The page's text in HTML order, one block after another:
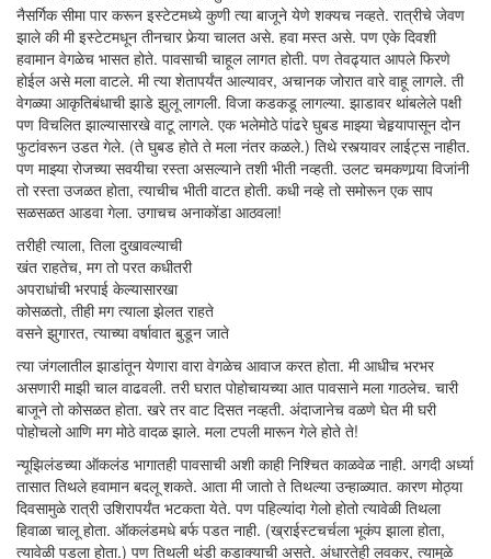
नैसर्गिक सीमा पार करून इस्टेटमध्ये कुणी त्या बाजूने येणे शक्यच नव्हते. रात्रीचे जेवण
झाले की मी इस्टेटमधून तीनचार फेर्‍या चालत असे. हवा मस्त असे. पण एके दिवशी
हवामान वेगळेच भासत होते. पावसाची चाहूल लागत होती. पण तेवढ्यात आपले फिरणे
होईल असे मला वाटले. मी त्या शेतापर्यंत आल्यावर, अचानक जोरात वारे वाहू लागले. ती
वेगळ्या आकृतिबंधाची झाडे झुलू लागली. विजा कडकडू लागल्या. झाडावर थांबलेले पक्षी
पण विचलित झाल्यासारखे वाटू लागले. एक भलेमोठे पांढरे घुबड माझ्या चेहर्‍यापासून दोन
फुटांवरून उडत गेले. (ते घुबड होते ते मला नंतर कळले.) तिथे रस्त्यावर लाईट्स नाहीत.
पण माझ्या रोजच्या सवयीचा रस्ता असल्याने तशी भीती नव्हती. उलट चमकणार्‍या विजांनी
तो रस्ता उजळत होता, त्याचीच भीती वाटत होती. कधी नव्हे तो समोरून एक साप
सळसळत आडवा गेला. उगाचच अनाकोंडा आठवला!
तरीही त्याला, तिला दुखावल्याची
खंत राहतेच, मग तो परत कधीतरी
अपराधांची भरपाई केल्यासारखा
कोसळतो, तीही मग त्याला झेलत राहते
वसने झुगारत, त्याच्या वर्षावात बुडून जाते
त्या जंगलातील झाडांतून येणारा वारा वेगळेच आवाज करत होता. मी आधीच भरभर
असणारी माझी चाल वाढवली. तरी घरात पोहोचायच्या आत पावसाने मला गाठलेच. चारी
बाजूने तो कोसळत होता. खरे तर वाट दिसत नव्हती. अंदाजानेच वळणे घेत मी घरी
पोहोचलो आणि मग मोठे वादळ झाले. मला टपली मारून गेले होते ते!
न्यूझिलंडच्या ऑकलंड भागातही पावसाची अशी काही निश्चित काळवेळ नाही. अगदी अर्ध्या
तासात तिथले हवामान बदलू शकते. आता मी जातो ते तिथल्या उन्हाळ्यात. कारण मोठ्या
दिवसामुळे रात्री उशिरापर्यंत भटकता येते. पण पहिल्यांदा गेलो होतो त्यावेळी तिथला
हिवाळा चालू होता. ऑकलंडमधे बर्फ पडत नाही. (ख्राईस्टचर्चला भूकंप झाला होता,
त्यावेळी पडला होता.) पण तिथली थंडी कडाक्याची असते. अंधारतेही लवकर, त्यामुळे